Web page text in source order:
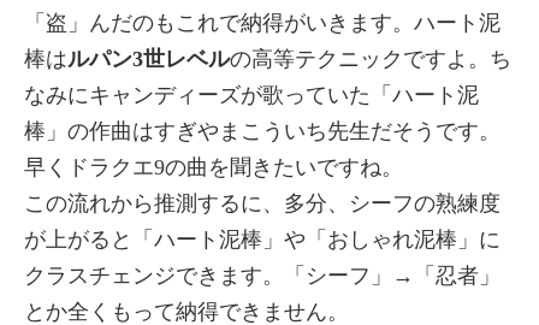
「盗」んだのもこれで納得がいきます。ハート泥
棒はルパン3世レベルの高等テクニックですよ。ち
なみにキャンディーズが歌っていた「ハート泥
棒」の作曲はすぎやまこういち先生だそうです。
早くドラクエ9の曲を聞きたいですね。
この流れから推測するに、多分、シーフの熟練度
が上がると「ハート泥棒」や「おしゃれ泥棒」に
クラスチェンジできます。「シーフ」→「忍者」
とか全くもって納得できません。